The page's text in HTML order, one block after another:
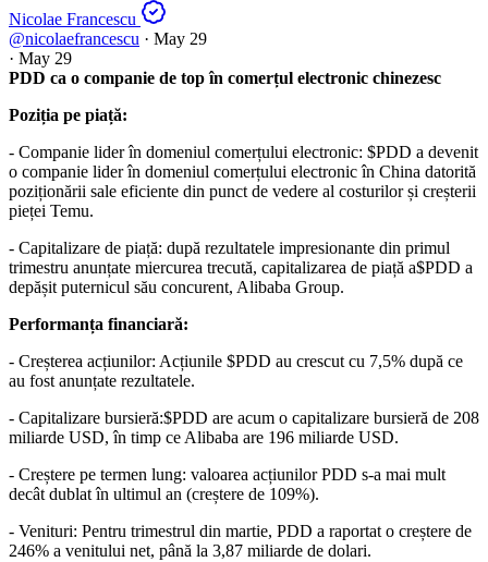
Nicolae Francescu
@nicolaefrancescu · May 29
· May 29
PDD ca o companie de top în comerțul electronic chinezesc
Poziția pe piață:
- Companie lider în domeniul comerțului electronic: $PDD a devenit
o companie lider în domeniul comerțului electronic în China datorită
poziționării sale eficiente din punct de vedere al costurilor și creșterii
pieței Temu.
- Capitalizare de piață: după rezultatele impresionante din primul
trimestru anunțate miercurea trecută, capitalizarea de piață a$PDD a
depășit puternicul său concurent, Alibaba Group.
Performanța financiară:
- Creșterea acțiunilor: Acțiunile $PDD au crescut cu 7,5% după ce
au fost anunțate rezultatele.
- Capitalizare bursieră:$PDD are acum o capitalizare bursieră de 208
miliarde USD, în timp ce Alibaba are 196 miliarde USD.
- Creștere pe termen lung: valoarea acțiunilor PDD s-a mai mult
decât dublat în ultimul an (creștere de 109%).
- Venituri: Pentru trimestrul din martie, PDD a raportat o creștere de
246% a venitului net, până la 3,87 miliarde de dolari.